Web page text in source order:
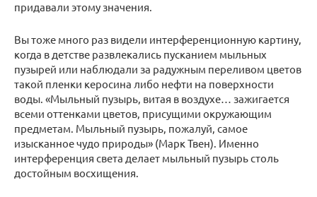
придавали этому значения.
Вы тоже много раз видели интерференционную картину,
когда в детстве развлекались пусканием мыльных
пузырей или наблюдали за радужным переливом цветов
такой пленки керосина либо нефти на поверхности
воды. «Мыльный пузырь, витая в воздухе… зажигается
всеми оттенками цветов, присущими окружающим
предметам. Мыльный пузырь, пожалуй, самое
изысканное чудо природы» (Марк Твен). Именно
интерференция света делает мыльный пузырь столь
достойным восхищения.